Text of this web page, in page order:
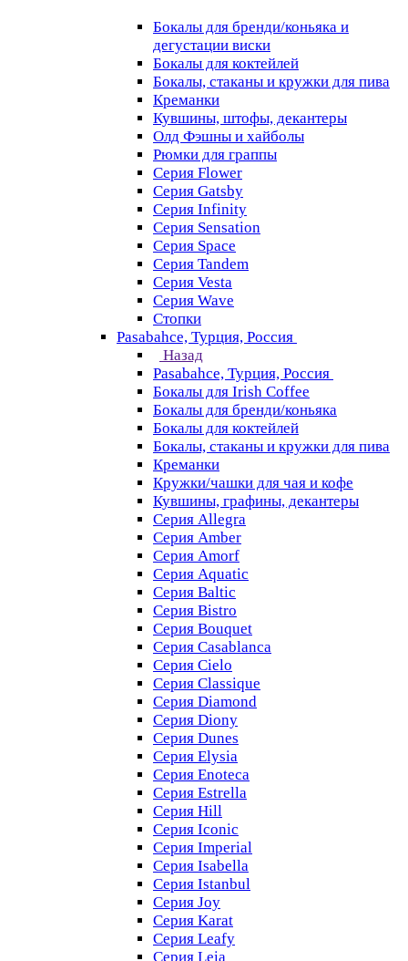
Бокалы для бренди/коньяка и
дегустации виски
Бокалы для коктейлей
Бокалы, стаканы и кружки для пива
Креманки
Кувшины, штофы, декантеры
Олд Фэшны и хайболы
Рюмки для граппы
Серия Flower
Серия Gatsby
Серия Infinity
Серия Sensation
Серия Space
Серия Tandem
Серия Vesta
Серия Wave
Стопки
Pasabahce, Турция, Россия
Назад
Pasabahce, Турция, Россия
Бокалы для Irish Coffee
Бокалы для бренди/коньяка
Бокалы для коктейлей
Бокалы, стаканы и кружки для пива
Креманки
Кружки/чашки для чая и кофе
Кувшины, графины, декантеры
Серия Allegra
Серия Amber
Серия Amorf
Серия Aquatic
Серия Baltic
Серия Bistro
Серия Bouquet
Серия Casablanсa
Серия Cielo
Серия Classique
Серия Diamond
Серия Diony
Серия Dunes
Серия Elysia
Серия Enoteca
Серия Estrella
Серия Hill
Серия Iconic
Серия Imperial
Серия Isabella
Серия Istanbul
Серия Joy
Серия Karat
Серия Leafy
Серия Leia